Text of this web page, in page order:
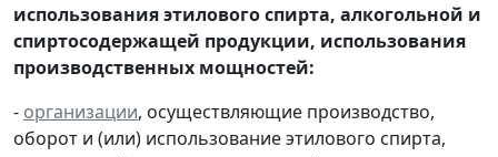
использования этилового спирта, алкогольной и
спиртосодержащей продукции, использования
производственных мощностей:
- организации, осуществляющие производство,
оборот и (или) использование этилового спирта,